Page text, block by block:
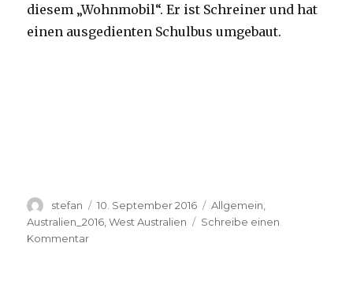
diesem „Wohnmobil“. Er ist Schreiner und hat
einen ausgedienten Schulbus umgebaut.
Autor
stefan
Veröffentlicht
am
10. September 2016 Kategorien
Allgemein
Australien_2016 ,West Australien
Schreibe einen
Kommentarzu